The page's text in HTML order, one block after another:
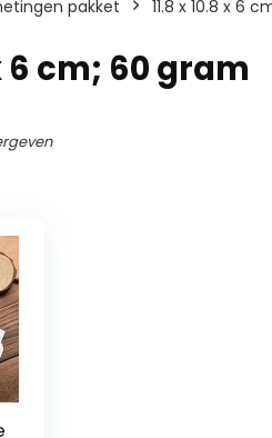
pakket ‎11.8 x 10.8 x 6
6 cm; 60 gram